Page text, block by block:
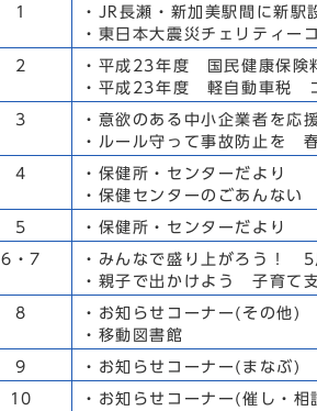
1
・JR長瀬・新加美駅間に新駅
・東日本大震災チェリティー
2
・平成23年度 国民健康保険
・平成23年度 軽自動車税
3
・意欲のある中小企業者を
・ルール守って事故防止を
4
・保健所・センターだより
・保健センターのごあんない
5 ・保健所・センターだより
6・7
・みんなで盛り上がろう！
・親子で出かけよう 子育て
8
・お知らせコーナー(その他)
・移動図書館
9 ・お知らせコーナー(まなぶ)
10 ・お知らせコーナー(催し・相